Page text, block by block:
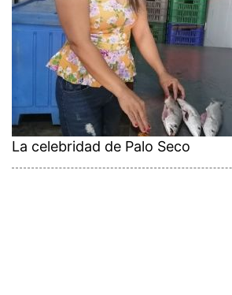
La celebridad de Palo Seco